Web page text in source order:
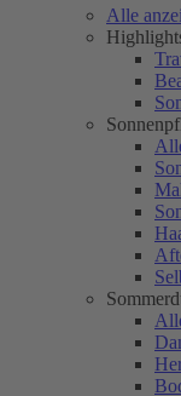
Alle